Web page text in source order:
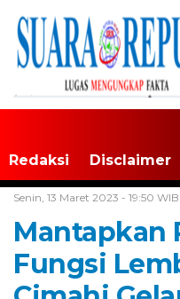
Redaksi Disclaimer
Senin, 13 Maret 2023 - 19:50 WIB
Mantapkan
Fungsi